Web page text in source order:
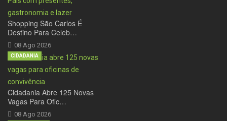
Shopping São Carlos É
Destino Para Celeb…
08 Ago 2026
Cidadania Abre 125 Novas
Vagas Para Ofic…
08 Ago 2026
CIDADANIA